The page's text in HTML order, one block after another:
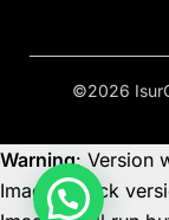
©2026
Warning: Version
ImageMagick